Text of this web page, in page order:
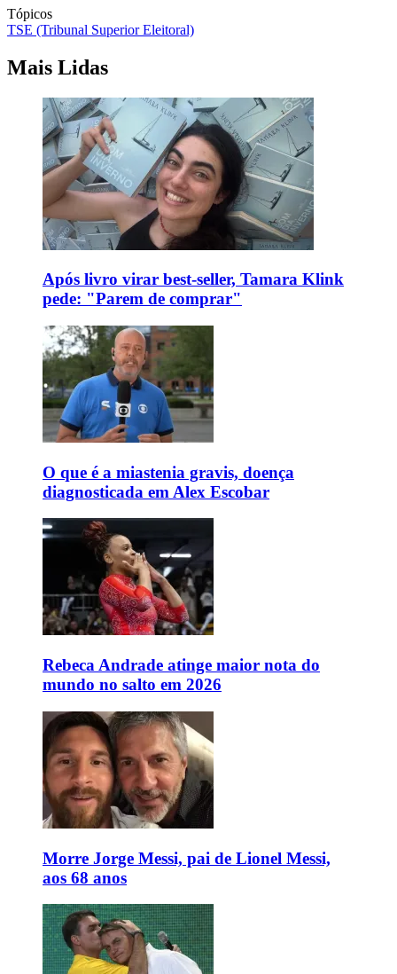
Tópicos
TSE (Tribunal Superior Eleitoral)
Mais Lidas
Após livro virar best-seller, Tamara Klink
pede: "Parem de comprar"
O que é a miastenia gravis, doença
diagnosticada em Alex Escobar
Rebeca Andrade atinge maior nota do
mundo no salto em 2026
Morre Jorge Messi, pai de Lionel Messi,
aos 68 anos